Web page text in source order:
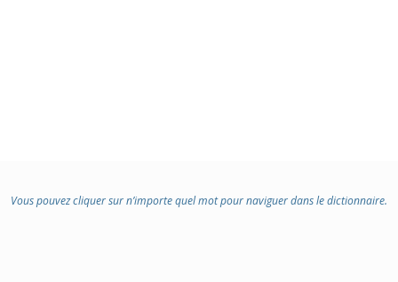
Vous pouvez cliquer sur n’importe quel mot pour naviguer dans le dictionnaire.